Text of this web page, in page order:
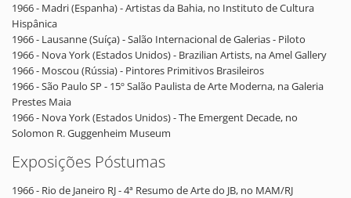
1966 - Madri (Espanha) - Artistas da Bahia, no Instituto de Cultura
Hispânica
1966 - Lausanne (Suíça) - Salão Internacional de Galerias - Piloto
1966 - Nova York (Estados Unidos) - Brazilian Artists, na Amel Gallery
1966 - Moscou (Rússia) - Pintores Primitivos Brasileiros
1966 - São Paulo SP - 15º Salão Paulista de Arte Moderna, na Galeria
Prestes Maia
1966 - Nova York (Estados Unidos) - The Emergent Decade, no
Solomon R. Guggenheim Museum
Exposições Póstumas
1966 - Rio de Janeiro RJ - 4ª Resumo de Arte do JB, no MAM/RJ